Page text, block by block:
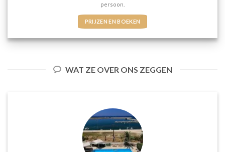
persoon.
PRIJZEN EN BOEKEN
WAT ZE OVER ONS ZEGGEN